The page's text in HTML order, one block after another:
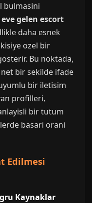
bulmasini
gelen escort
daha esnek
ozel bir
Bu noktada,
bir sekilde ifade
bir iletisim
profilleri,
bir tutum
basari orani
Edilmesi
Kaynaklar